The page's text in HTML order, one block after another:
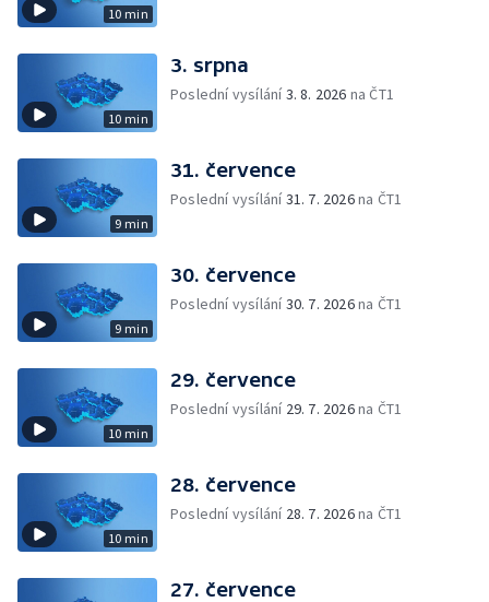
10 min
10 min
3. srpna
Poslední vysílání3. 8. 2026 na ČT1
9 min
31. července
Poslední vysílání31. 7. 2026na ČT1
9 min
30. července
Poslední vysílání30. 7. 2026na ČT1
10 min
29. července
Poslední vysílání 29. 7. 2026na ČT1
10 min
28. července
Poslední vysílání 28. 7. 2026na ČT1
27. července